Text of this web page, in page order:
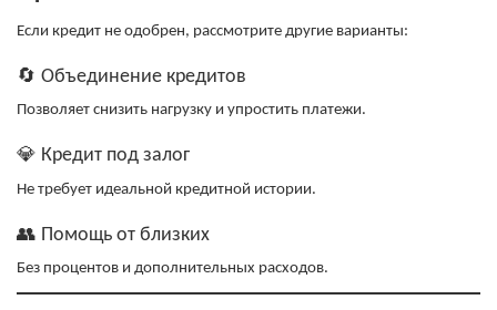
Если кредит не одобрен, рассмотрите другие варианты:
🔄 Объединение кредитов
Позволяет снизить нагрузку и упростить платежи.
💎 Кредит под залог
Не требует идеальной кредитной истории.
👥 Помощь от близких
Без процентов и дополнительных расходов.